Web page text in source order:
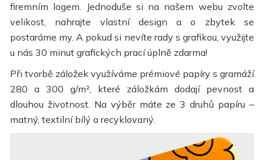
firemním logem. Jednoduše si na našem webu zvolte
velikost, nahrajte vlastní design a o zbytek se
postaráme my. A pokud si nevíte rady s grafikou, využijte
u nás 30 minut grafických prací úplně zdarma!
Při tvorbě záložek využíváme prémiové papíry s gramáží
280 a 300 g/m², které záložkám dodají pevnost a
dlouhou životnost. Na výběr máte ze 3 druhů papíru –
matný, textilní bílý a recyklovaný.